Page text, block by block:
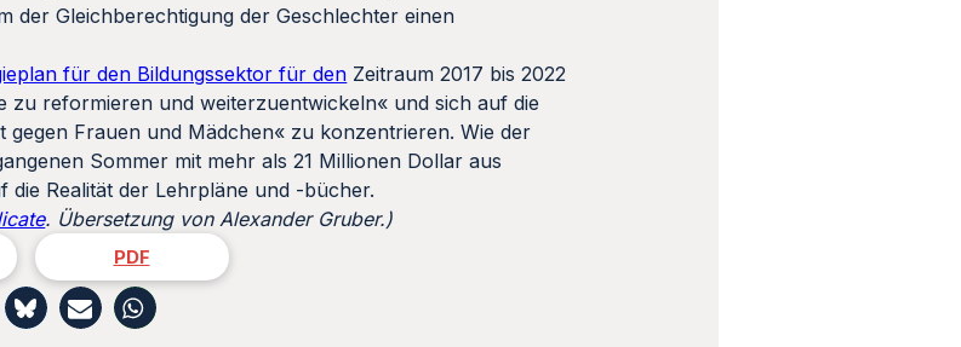
der Gleichberechtigung der Geschlechter einen
für den Bildungssektor für den Zeitraum 2017 bis 2022
reformieren und weiterzuentwickeln« und sich auf die
Frauen und Mädchen« zu konzentrieren. Wie der
Sommer mit mehr als 21 Millionen Dollar aus
Realität der Lehrpläne und -bücher.
. Übersetzung von Alexander Gruber.)
PDF